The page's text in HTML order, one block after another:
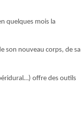
quelques mois la
son nouveau corps, de sa
offre des outils